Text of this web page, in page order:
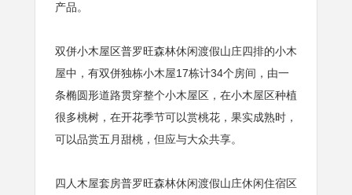
产品。
双併小木屋区普罗旺森林休闲渡假山庄四排的小木
屋中，有双併独栋小木屋17栋计34个房间，由一
条椭圆形道路贯穿整个小木屋区，在小木屋区种植
很多桃树，在开花季节可以赏桃花，果实成熟时，
可以品赏五月甜桃，但应与大众共享。
四人木屋套房普罗旺森林休闲渡假山庄休闲住宿区